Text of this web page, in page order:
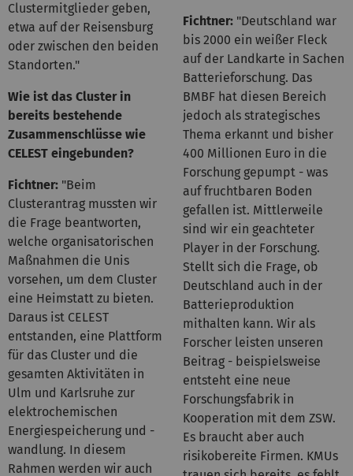
Clustermitglieder geben,
etwa auf der Reisensburg
oder zwischen den beiden
Standorten."
Wie ist das Cluster in
bereits bestehende
Zusammenschlüsse wie
CELEST eingebunden?
Fichtner: "Beim
Clusterantrag mussten wir
die Frage beantworten,
welche organisatorischen
Maßnahmen die Unis
vorsehen, um dem Cluster
eine Heimstatt zu bieten.
Daraus ist CELEST
entstanden, eine Plattform
für das Cluster und die
gesamten Aktivitäten in
Ulm und Karlsruhe zur
elektrochemischen
Energiespeicherung und -
wandlung. In diesem
Rahmen werden wir auch
Fichtner: "Deutschland war
bis 2000 ein weißer Fleck
auf der Landkarte in Sachen
Batterieforschung. Das
BMBF hat diesen Bereich
jedoch als strategisches
Thema erkannt und bisher
400 Millionen Euro in die
Forschung gepumpt - was
auf fruchtbaren Boden
gefallen ist. Mittlerweile
sind wir ein geachteter
Player in der Forschung.
Stellt sich die Frage, ob
Deutschland auch in der
Batterieproduktion
mithalten kann. Wir als
Forscher leisten unseren
Beitrag - beispielsweise
entsteht eine neue
Forschungsfabrik in
Kooperation mit dem ZSW.
Es braucht aber auch
risikobereite Firmen. KMUs